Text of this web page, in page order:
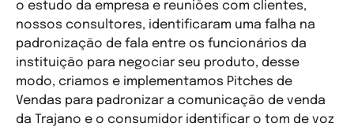
o estudo da empresa e reuniões com clientes,
nossos consultores, identificaram uma falha na
padronização de fala entre os funcionários da
instituição para negociar seu produto, desse
modo, criamos e implementamos Pitches de
Vendas para padronizar a comunicação de venda
da Trajano e o consumidor identificar o tom de voz